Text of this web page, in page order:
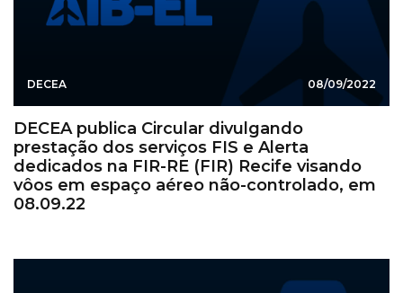
DECEA 08/09/2022
DECEA publica Circular divulgando
prestação dos serviços FIS e Alerta
dedicados na FIR-RE (FIR) Recife visando
vôos em espaço aéreo não-controlado, em
08.09.22